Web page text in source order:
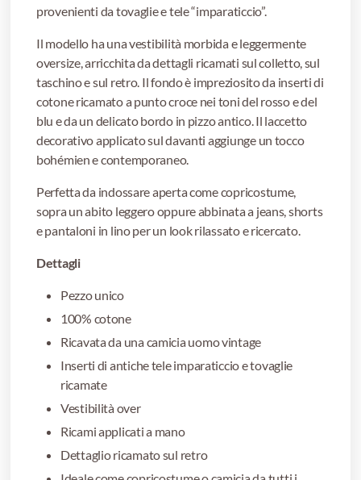
provenienti da tovaglie e tele “imparaticcio”.
Il modello ha una vestibilità morbida e leggermente
oversize, arricchita da dettagli ricamati sul colletto, sul
taschino e sul retro. Il fondo è impreziosito da inserti di
cotone ricamato a punto croce nei toni del rosso e del
blu e da un delicato bordo in pizzo antico. Il laccetto
decorativo applicato sul davanti aggiunge un tocco
bohémien e contemporaneo.
Perfetta da indossare aperta come copricostume,
sopra un abito leggero oppure abbinata a jeans, shorts
e pantaloni in lino per un look rilassato e ricercato.
Dettagli
Pezzo unico
100% cotone
Ricavata da una camicia uomo vintage
Inserti di antiche tele imparaticcio e tovaglie
ricamate
Vestibilità over
Ricami applicati a mano
Dettaglio ricamato sul retro